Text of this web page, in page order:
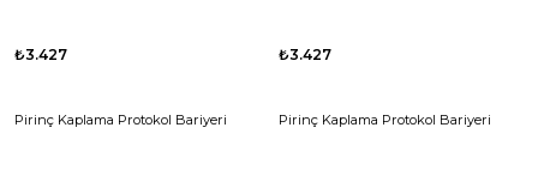
₺3.427 ₺3.427
Pirinç Kaplama Protokol Bariyeri Pirinç Kaplama Protokol Bariyeri